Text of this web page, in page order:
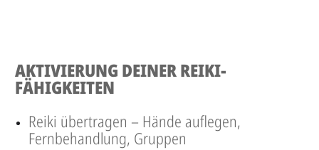
AKTIVIERUNG DEINER REIKI-
FÄHIGKEITEN
Reiki übertragen – Hände auflegen,
Fernbehandlung, Gruppen